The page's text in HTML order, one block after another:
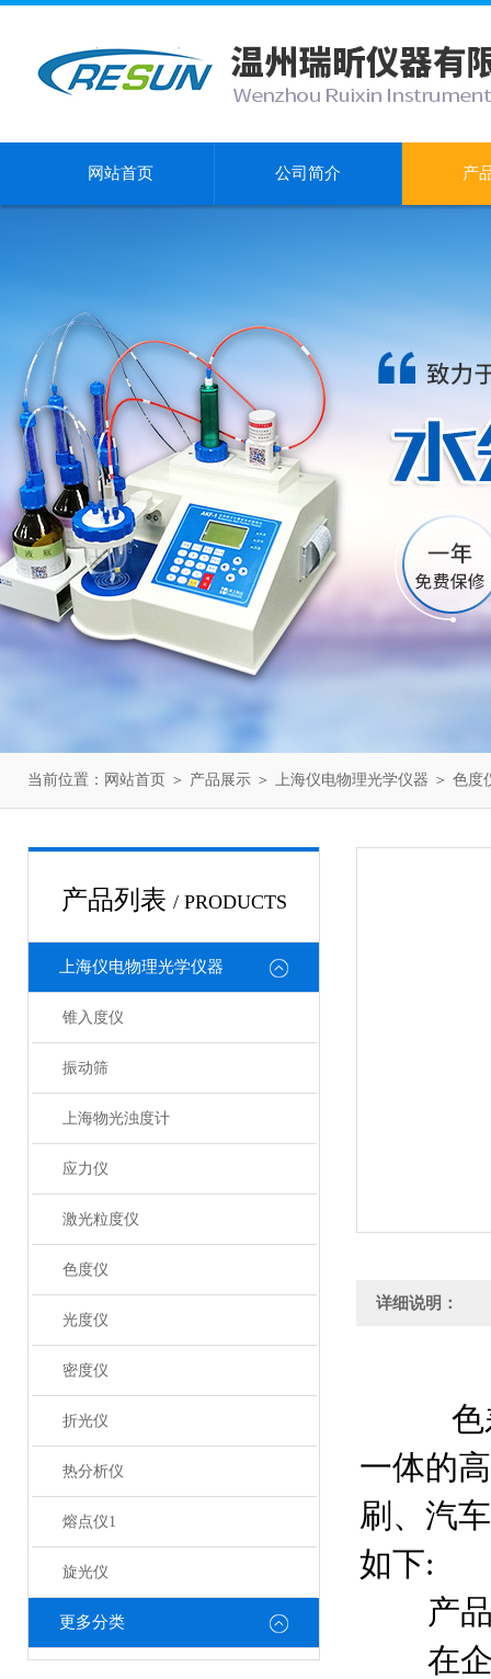
网站首页 公司简介 产
当前位置： 网站首页 ＞ 产品展示 ＞ 上海仪电物理光学仪器 ＞ 色度
产品列表 / PRODUCTS
上海仪电物理光学仪器
锥入度仪
振动筛
上海物光浊度计
应力仪
激光粒度仪
色度仪
光度仪
密度仪
折光仪
热分析仪
熔点仪1
旋光仪
更多分类
详细说明：
一体的
刷、汽
如下:
产
在